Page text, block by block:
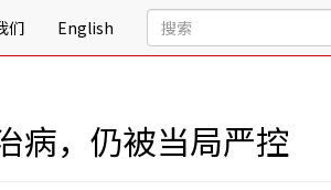
们 English
病，仍被当局严控